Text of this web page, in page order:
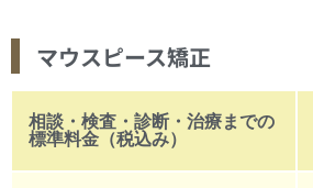
マウスピース矯正
相談・検査・診断・治療までの
標準料金（税込み）